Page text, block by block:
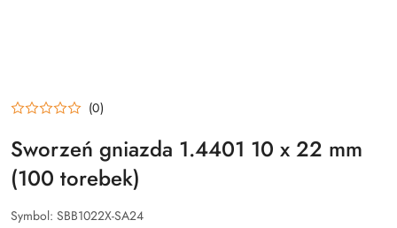
(0)
Sworzeń gniazda 1.4401 10 x 22 mm
(100 torebek)
Symbol: SBB1022X-SA24